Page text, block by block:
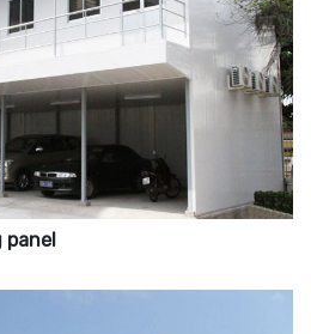
panel